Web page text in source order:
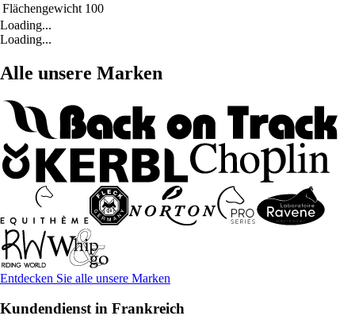
Flächengewicht 100
Loading...
Loading...
Alle unsere Marken
Entdecken Sie alle unsere Marken
Kundendienst in Frankreich